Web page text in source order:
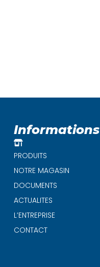
Informations
PRODUITS
NOTRE MAGASIN
DOCUMENTS
ACTUALITES
L’ENTREPRISE
CONTACT